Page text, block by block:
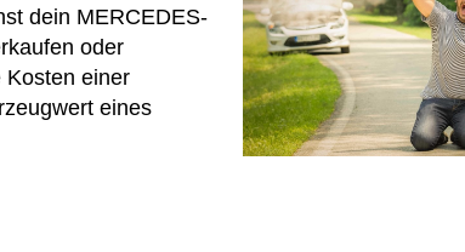
dein MERCEDES-
oder
Kosten einer
eines